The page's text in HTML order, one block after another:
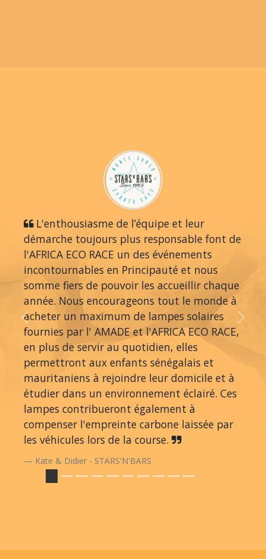
L'enthousiasme de l’équipe et leur
démarche toujours plus responsable font de
l'AFRICA ECO RACE un des événements
incontournables en Principauté et nous
somme fiers de pouvoir les accueillir chaque
année. Nous encourageons tout le monde à
acheter un maximum de lampes solaires
fournies par l' AMADE et l'AFRICA ECO RACE,
en plus de servir au quotidien, elles
permettront aux enfants sénégalais et
mauritaniens à rejoindre leur domicile et à
étudier dans un environnement éclairé. Ces
lampes contribueront également à
compenser l'empreinte carbone laissée par
les véhicules lors de la course.
Kate & Didier - STARS'N'BARS
Previous Next